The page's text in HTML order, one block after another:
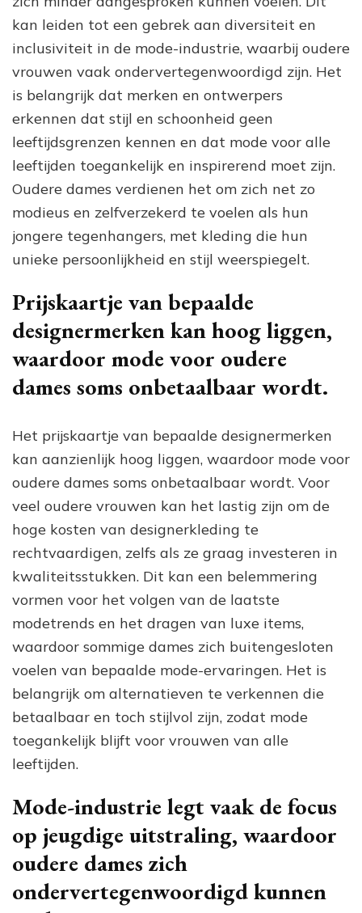
kan leiden tot een gebrek aan diversiteit en
inclusiviteit in de mode-industrie, waarbij oudere
vrouwen vaak ondervertegenwoordigd zijn. Het
is belangrijk dat merken en ontwerpers
erkennen dat stijl en schoonheid geen
leeftijdsgrenzen kennen en dat mode voor alle
leeftijden toegankelijk en inspirerend moet zijn.
Oudere dames verdienen het om zich net zo
modieus en zelfverzekerd te voelen als hun
jongere tegenhangers, met kleding die hun
unieke persoonlijkheid en stijl weerspiegelt.
Prijskaartje van bepaalde
designermerken kan hoog liggen,
waardoor mode voor oudere
dames soms onbetaalbaar wordt.
Het prijskaartje van bepaalde designermerken
kan aanzienlijk hoog liggen, waardoor mode voor
oudere dames soms onbetaalbaar wordt. Voor
veel oudere vrouwen kan het lastig zijn om de
hoge kosten van designerkleding te
rechtvaardigen, zelfs als ze graag investeren in
kwaliteitsstukken. Dit kan een belemmering
vormen voor het volgen van de laatste
modetrends en het dragen van luxe items,
waardoor sommige dames zich buitengesloten
voelen van bepaalde mode-ervaringen. Het is
belangrijk om alternatieven te verkennen die
betaalbaar en toch stijlvol zijn, zodat mode
toegankelijk blijft voor vrouwen van alle
leeftijden.
Mode-industrie legt vaak de focus
op jeugdige uitstraling, waardoor
oudere dames zich
ondervertegenwoordigd kunnen